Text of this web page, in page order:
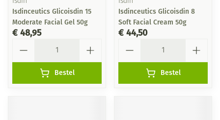
Isdinceutics Glicoisdin 15
Moderate Facial Gel 50g
€ 48,95
Bestel
Isdinceutics Glicoisdin 8
Soft Facial Cream 50g
€ 44,50
Bestel